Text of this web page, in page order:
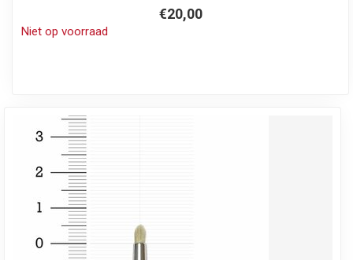
€20,00
Niet op voorraad